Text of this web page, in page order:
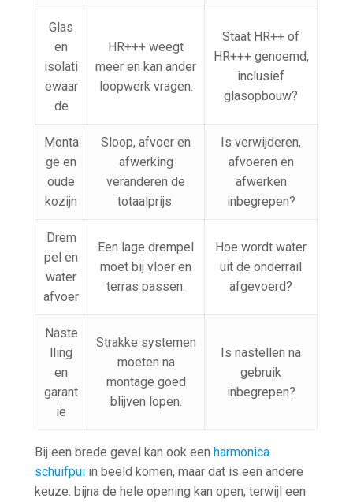
Glas
en
isolati
ewaar
de
HR+++ weegt
meer en kan ander
loopwerk vragen.
Staat HR++ of
HR+++ genoemd,
inclusief
glasopbouw?
Monta
ge en
oude
kozijn
Sloop, afvoer en
afwerking
veranderen de
totaalprijs.
Is verwijderen,
afvoeren en
afwerken
inbegrepen?
Drem
pel en
water
afvoer
Een lage drempel
moet bij vloer en
terras passen.
Hoe wordt water
uit de onderrail
afgevoerd?
Naste
lling
en
garant
ie
Strakke systemen
moeten na
montage goed
blijven lopen.
Is nastellen na
gebruik
inbegrepen?
Bij een brede gevel kan ook een harmonica
schuifpui in beeld komen, maar dat is een andere
keuze: bijna de hele opening kan open, terwijl een